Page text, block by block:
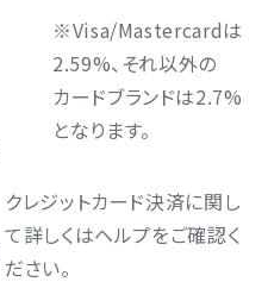
※Visa/Mastercardは
2.59%、それ以外の
カードブランドは2.7%
となります。
クレジットカード決済に関し
て詳しくはヘルプをご確認く
ださい。